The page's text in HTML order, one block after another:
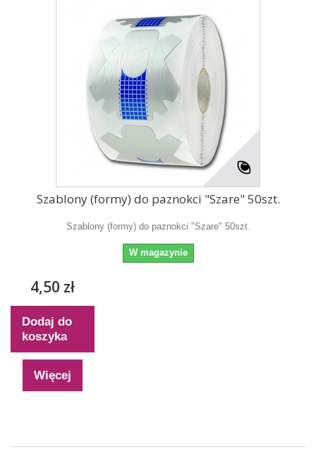
Szablony (formy) do paznokci "Szare" 50szt.
Szablony (formy) do paznokci "Szare" 50szt.
W magazynie
4,50 zł
Dodaj do
koszyka
Więcej